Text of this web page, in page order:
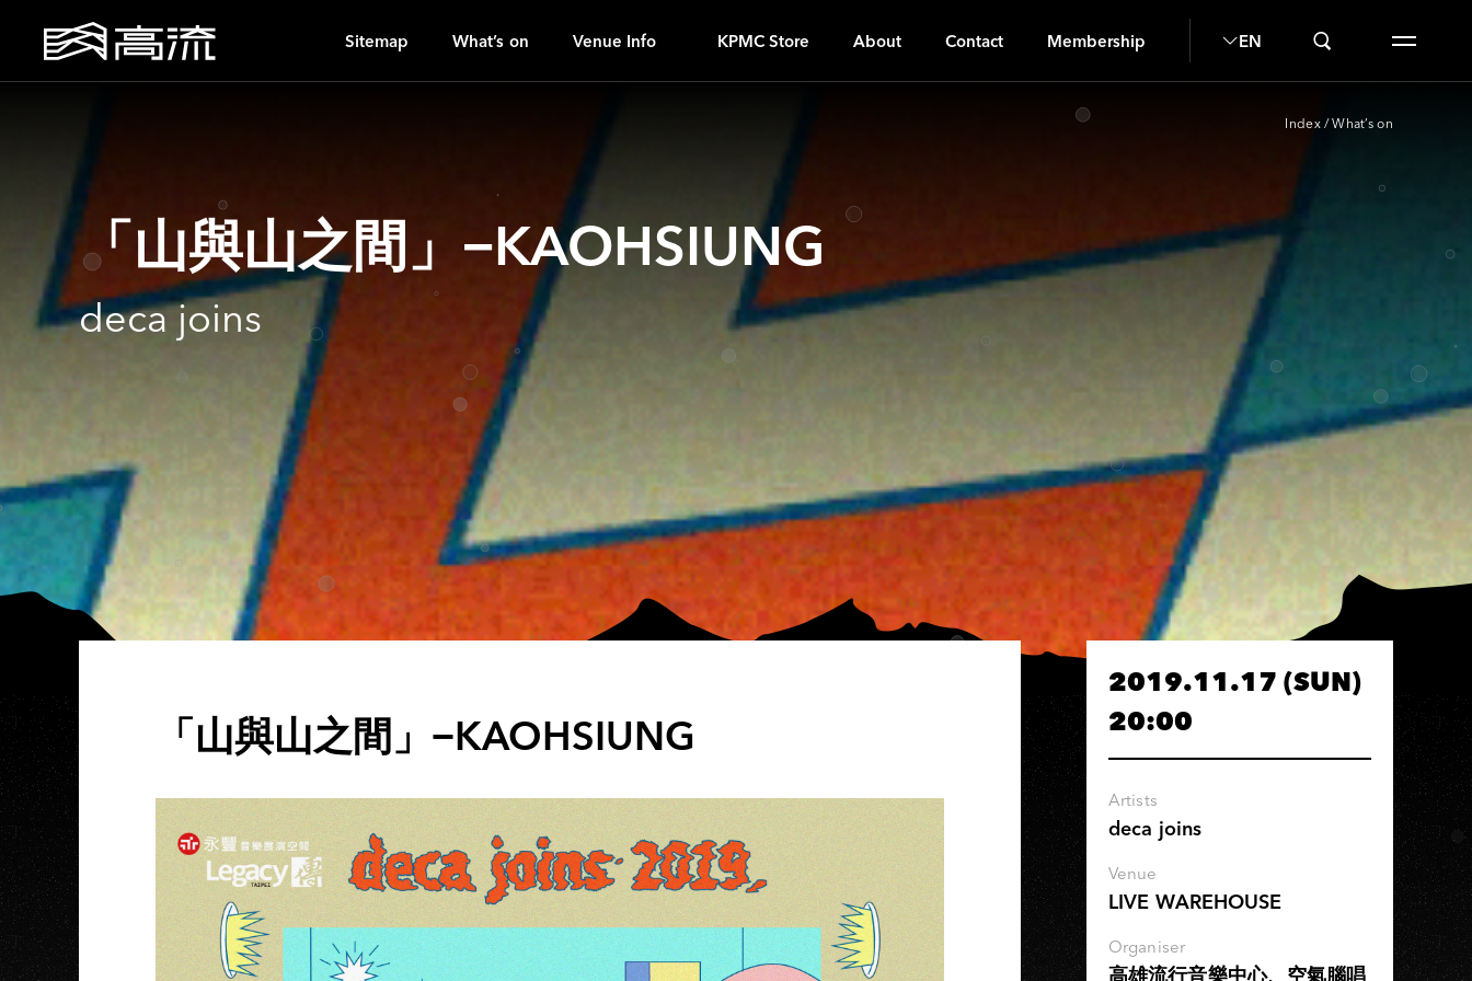
Sitemap What’s on Venue Info KPMC Store About Contact Membership EN
Index / What’s on
「山與山之間」−KAOHSIUNG
deca joins
「山與山之間」−KAOHSIUNG
2019.11.17 (SUN)
20:00
Artists
deca joins
Venue
LIVE WAREHOUSE
Organiser
高雄流行音樂中心、空氣腦唱